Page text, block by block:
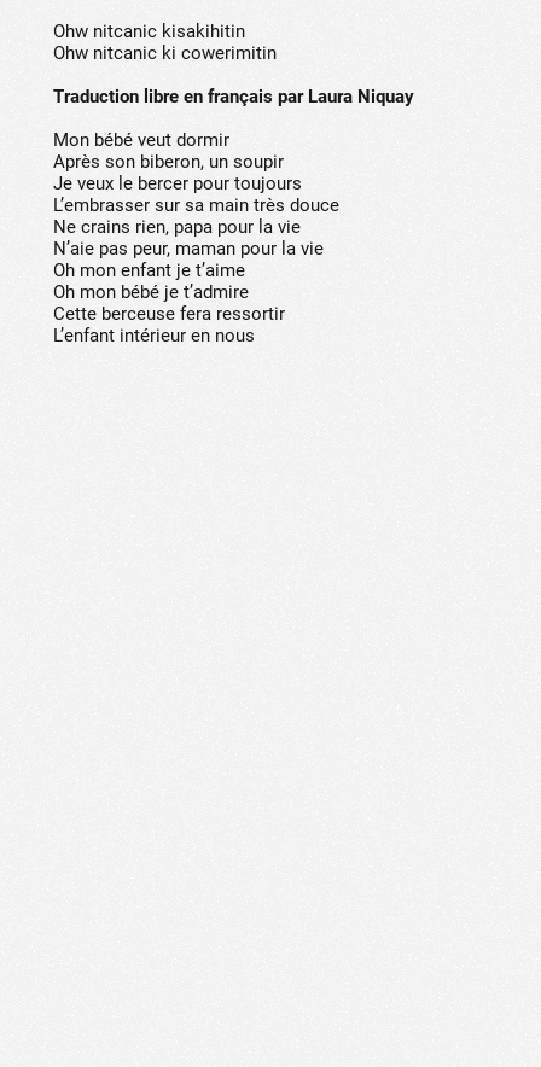
Ohw nitcanic kisakihitin
Ohw nitcanic ki cowerimitin
Traduction libre en français par Laura Niquay
Mon bébé veut dormir
Après son biberon, un soupir
Je veux le bercer pour toujours
L’embrasser sur sa main très douce
Ne crains rien, papa pour la vie
N’aie pas peur, maman pour la vie
Oh mon enfant je t’aime
Oh mon bébé je t’admire
Cette berceuse fera ressortir
L’enfant intérieur en nous